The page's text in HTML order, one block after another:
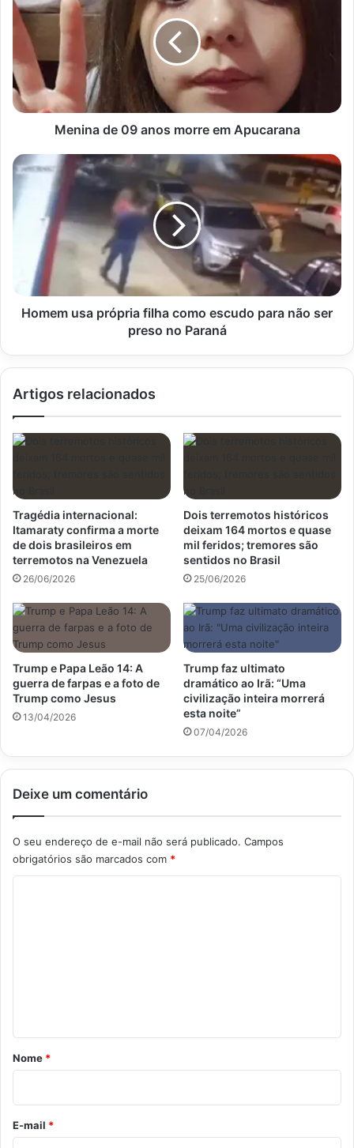
09
anos
morre
em
Apucarana
Menina de 09 anos morre em Apucarana
Homem
usa
filha
escudo
ser
preso
Homem usa própria filha como escudo para não ser
preso no Paraná
Artigos relacionados
Tragédia internacional:
Itamaraty confirma a morte
de dois brasileiros em
terremotos na Venezuela
26/06/2026
Dois terremotos históricos
deixam 164 mortos e quase
mil feridos; tremores são
sentidos no Brasil
25/06/2026
Trump e Papa Leão 14: A
guerra de farpas e a foto de
Trump como Jesus
13/04/2026
Trump faz ultimato
dramático ao Irã: “Uma
civilização inteira morrerá
esta noite”
07/04/2026
Deixe um comentário
O seu endereço de e-mail não será publicado. Campos
obrigatórios são marcados com *
r
o
*
Nome *
E-mail *